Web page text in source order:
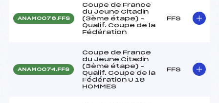
ANAM0076.FFS
Coupe de France
du Jeune Citadin
(3ème étape) –
Qualif. Coupe de la
Fédération
FFS
ANAM0074.FFS
Coupe de France
du Jeune Citadin
(3ème étape) –
Qualif. Coupe de la
Fédération U 16
HOMMES
FFS